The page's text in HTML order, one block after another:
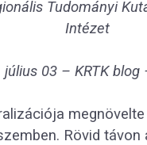
Tudományi
Intézet
július 03 – KRTK blog
Rövid